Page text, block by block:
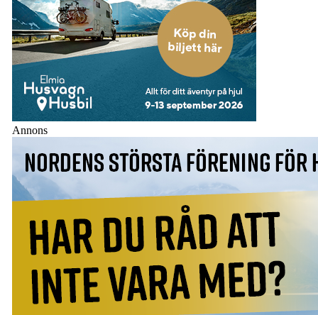
Annons